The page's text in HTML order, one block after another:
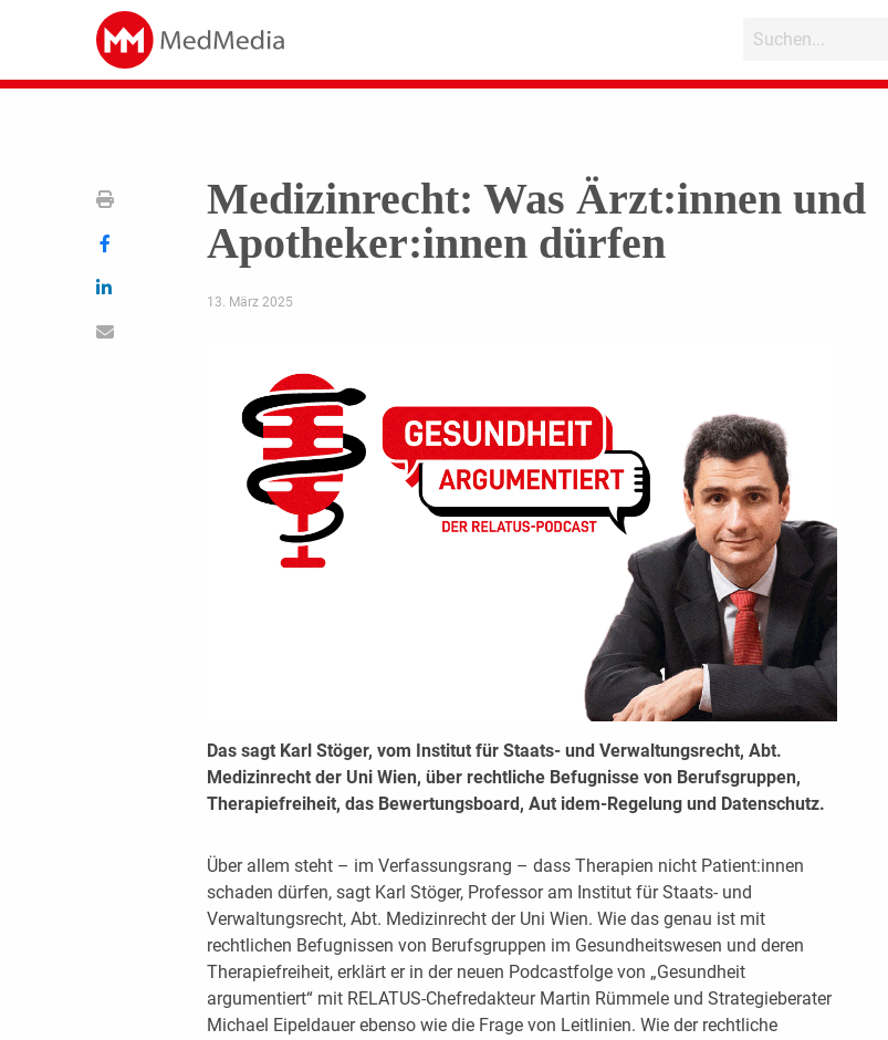
Medizinrecht: Was Ärzt:innen und
Apotheker:innen dürfen
13. März 2025
Das sagt Karl Stöger, vom Institut für Staats- und Verwaltungsrecht, Abt.
Medizinrecht der Uni Wien, über rechtliche Befugnisse von Berufsgruppen,
Therapiefreiheit, das Bewertungsboard, Aut idem-Regelung und Datenschutz.
Über allem steht – im Verfassungsrang – dass Therapien nicht Patient:innen
schaden dürfen, sagt Karl Stöger, Professor am Institut für Staats- und
Verwaltungsrecht, Abt. Medizinrecht der Uni Wien. Wie das genau ist mit
rechtlichen Befugnissen von Berufsgruppen im Gesundheitswesen und deren
Therapiefreiheit, erklärt er in der neuen Podcastfolge von „Gesundheit
argumentiert“ mit RELATUS-Chefredakteur Martin Rümmele und Strategieberater
Michael Eipeldauer ebenso wie die Frage von Leitlinien. Wie der rechtliche